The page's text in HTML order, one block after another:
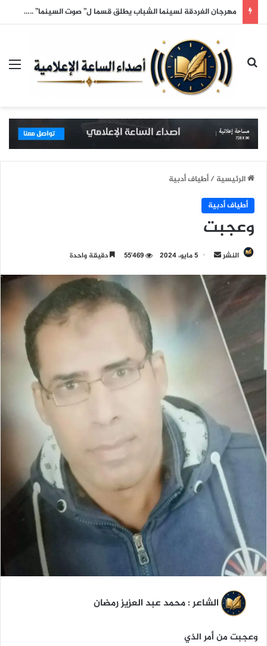
مهرجان الغردقة لسينما الشباب يطلق قسما ل” صوت السينما” ..وحمادة هلال أول المكرمين
بحث عن
الرئيسية/أطياف أدبية
أطياف أدبية
وعجبت
النشر
ل
ب
ك
و
ا
5 مايو، 2024 55٬469 دقيقة واحدة
الشاعر : محمد عبد العزيز رمضان
وعجبت من أمر الذي